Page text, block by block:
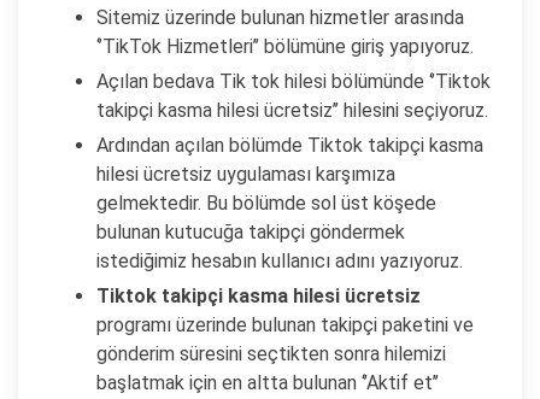
Sitemiz üzerinde bulunan hizmetler arasında
‘’TikTok Hizmetleri’’ bölümüne giriş yapıyoruz.
Açılan bedava Tik tok hilesi bölümünde ‘’Tiktok
takipçi kasma hilesi ücretsiz’’ hilesini seçiyoruz.
Ardından açılan bölümde Tiktok takipçi kasma
hilesi ücretsiz uygulaması karşımıza
gelmektedir. Bu bölümde sol üst köşede
bulunan kutucuğa takipçi göndermek
istediğimiz hesabın kullanıcı adını yazıyoruz.
Tiktok takipçi kasma hilesi ücretsiz
programı üzerinde bulunan takipçi paketini ve
gönderim süresini seçtikten sonra hilemizi
başlatmak için en altta bulunan ‘’Aktif et’’